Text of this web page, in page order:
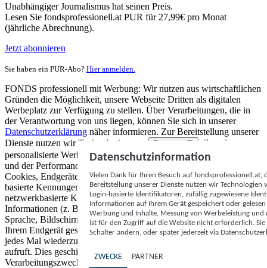
Unabhängiger Journalismus hat seinen Preis.
Lesen Sie fondsprofessionell.at PUR für 27,99€ pro Monat
(jährliche Abrechnung).
Jetzt abonnieren
Sie haben ein PUR-Abo? Hier anmelden.
FONDS professionell mit Werbung: Wir nutzen aus wirtschaftlichen
Gründen die Möglichkeit, unsere Webseite Dritten als digitalen
Werbeplatz zur Verfügung zu stellen. Über Verarbeitungen, die in
der Verantwortung von uns liegen, können Sie sich in unserer
Datenschutzerklärung näher informieren. Zur Bereitstellung unserer
Dienste nutzen wir Technologien von
Partnern (5)
. Zwecke:
personalisierte Werbung und Inhalte, Messung von Werbeleistung
und der Performance von Inhalten sowie Zielgruppenforschung.
Cookies, Endgeräte- oder ähnliche Online-Kennungen (z. B. login-
basierte Kennungen, zufällig generierte Kennungen,
netzwerkbasierte Kennungen) können zusammen mit anderen
Informationen (z. B. Browsertyp und Browserinformationen,
Sprache, Bildschirmgröße, unterstützte Technologien usw.) auf
Ihrem Endgerät gespeichert oder von dort ausgelesen werden, um es
jedes Mal wiederzuerkennen, wenn es eine App oder einer Webseite
aufruft. Dies geschieht für einen oder mehrere der hier aufgeführten
Verarbeitungszwecke.
Datenschutzinformation
Vielen Dank für Ihren Besuch auf
Bereitstellung unserer Dienste nutzen wir Technologien
Login-basierte Identifikatoren, zufällig zugewiesene
Informationen auf Ihrem Gerät gespeichert oder
Werbung und Inhalte, Messung von Werbeleistung
ist für den Zugriff auf die Website nicht erforderlich.
Schalter ändern, oder später jederzeit via
ZWECKE PARTNER